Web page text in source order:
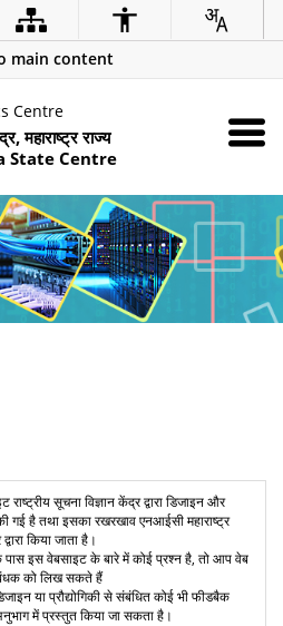
main content
Centre
महाराष्ट्र राज्य
State Centre
राष्ट्रीय सूचना विज्ञान केंद्र द्वारा डिजाइन और
गई है तथा इसका रखरखाव एनआईसी महाराष्ट्र
किया जाता है।
इस वेबसाइट के बारे में कोई प्रश्न है, तो आप वेब
को लिख सकते हैं
या प्रौद्योगिकी से संबंधित कोई भी फीडबैक
में प्रस्तुत किया जा सकता है।